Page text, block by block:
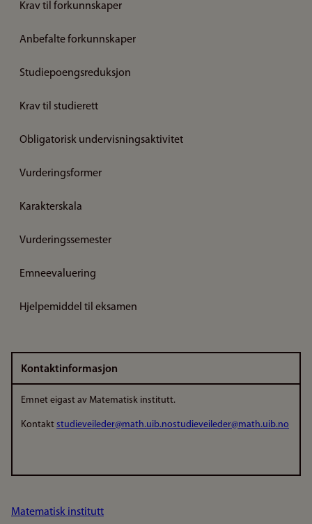
Krav til forkunnskaper
Anbefalte forkunnskaper
Studiepoengsreduksjon
Krav til studierett
Obligatorisk undervisningsaktivitet
Vurderingsformer
Karakterskala
Vurderingssemester
Emneevaluering
Hjelpemiddel til eksamen
Kontaktinformasjon
Emnet eigast av Matematisk institutt.
Kontakt studieveileder@math.uib.nostudieveileder@math.uib.no
Matematisk institutt